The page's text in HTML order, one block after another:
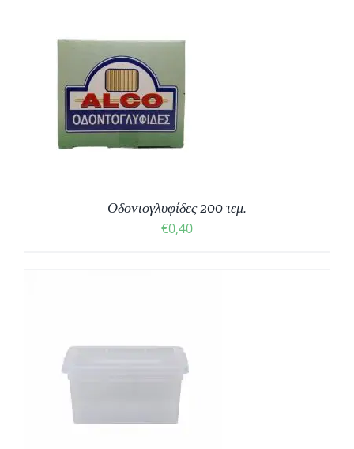
Οδοντογλυφίδες 200 τεμ.
€0,40